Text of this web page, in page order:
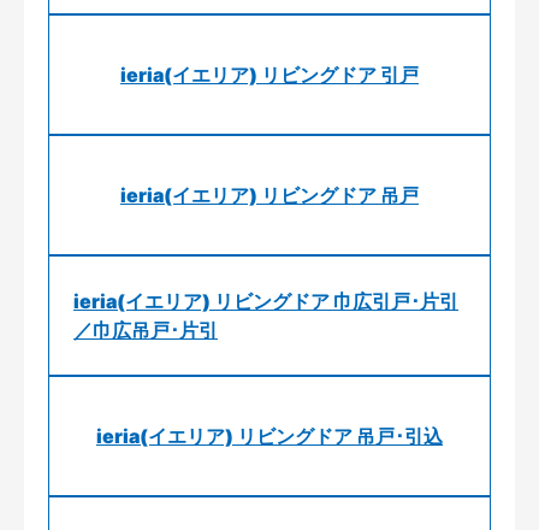
ieria(イエリア) リビングドア 引戸
ieria(イエリア) リビングドア 吊戸
ieria(イエリア) リビングドア 巾広引戸･片引
／巾広吊戸･片引
ieria(イエリア) リビングドア 吊戸･引込